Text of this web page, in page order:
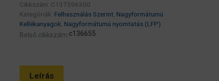
Cikkszám: C13T596300
Kategóriák: Felhasználás Szerint, Nagyformátumú
Kellékanyagok, Nagyformátumú nyomtatás (LFP)
Belső cikkszám:c136655
Leírás